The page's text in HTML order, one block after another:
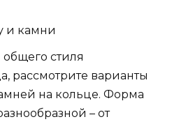
и камни
стиля
рассмотрите варианты
на кольце. Форма
– от